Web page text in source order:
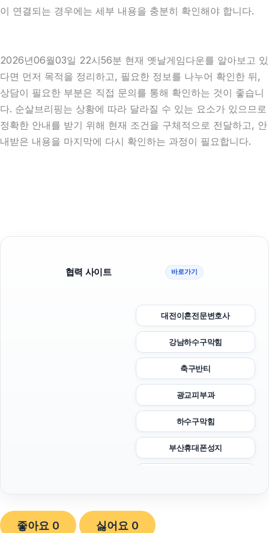
이 연결되는 경우에는 세부 내용을 충분히 확인해야 합니다.
2026년06월03일 22시56분 현재 옛날게임다운를 알아보고 있
다면 먼저 목적을 정리하고, 필요한 정보를 나누어 확인한 뒤,
상담이 필요한 부분은 직접 문의를 통해 확인하는 것이 좋습니
다. 순살브리핑는 상황에 따라 달라질 수 있는 요소가 있으므로
정확한 안내를 받기 위해 현재 조건을 구체적으로 전달하고, 안
내받은 내용을 마지막에 다시 확인하는 과정이 필요합니다.
협력 사이트 바로가기
대전이혼전문변호사
강남하수구막힘
축구반티
광교피부과
하수구막힘
부산휴대폰성지
좋아요 0 싫어요 0